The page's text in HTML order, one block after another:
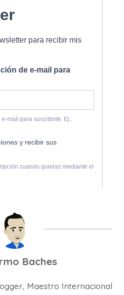
Baches
Maestro Internacional